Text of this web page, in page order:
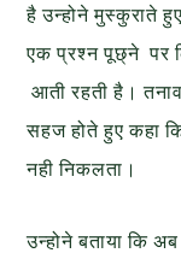
है उन्होने मुस्कुराते
एक प्रश्न पूछ्ने पर
आती रहती है।
सहज होते हुए कहा
नही निकलता।
उन्होने बताया कि